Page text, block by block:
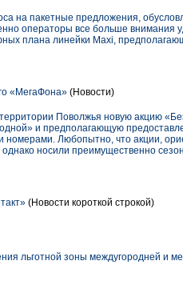
на пакетные предложения,
операторы все больше
плана линейки Maxi,
«МегаФона» (Новости)
Поволжья новую акцию
и предполагающую
номерами. Любопытно, что акции,
однако носили преимущественно
(Новости короткой строкой)
льготной зоны междугородней и